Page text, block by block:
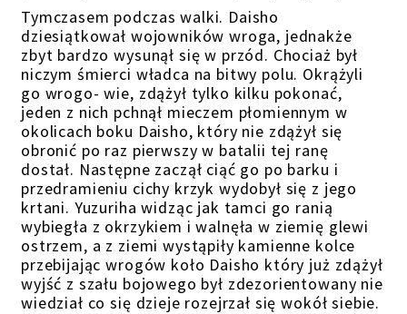
Tymczasem podczas walki. Daisho
dziesiątkował wojowników wroga, jednakże
zbyt bardzo wysunął się w przód. Chociaż był
niczym śmierci władca na bitwy polu. Okrążyli
go wrogo- wie, zdążył tylko kilku pokonać,
jeden z nich pchnął mieczem płomiennym w
okolicach boku Daisho, który nie zdążył się
obronić po raz pierwszy w batalii tej ranę
dostał. Następne zaczął ciąć go po barku i
przedramieniu cichy krzyk wydobył się z jego
krtani. Yuzuriha widząc jak tamci go ranią
wybiegła z okrzykiem i walnęła w ziemię glewi
ostrzem, a z ziemi wystąpiły kamienne kolce
przebijając wrogów koło Daisho który już zdążył
wyjść z szału bojowego był zdezorientowany nie
wiedział co się dzieje rozejrzał się wokół siebie.